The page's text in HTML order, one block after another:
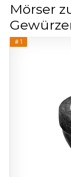
Mörser
# 1